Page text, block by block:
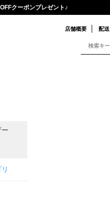
クーポンプレゼント♪
店舗概要 配